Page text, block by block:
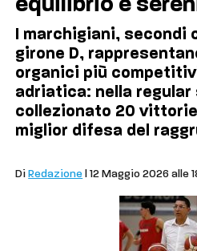
equilibrio e
I marchigiani, secondi
girone D,
organici più
adriatica: nella regular
collezionato 20
miglior difesa del
Di Redazione | 12 Maggio 2026 alle